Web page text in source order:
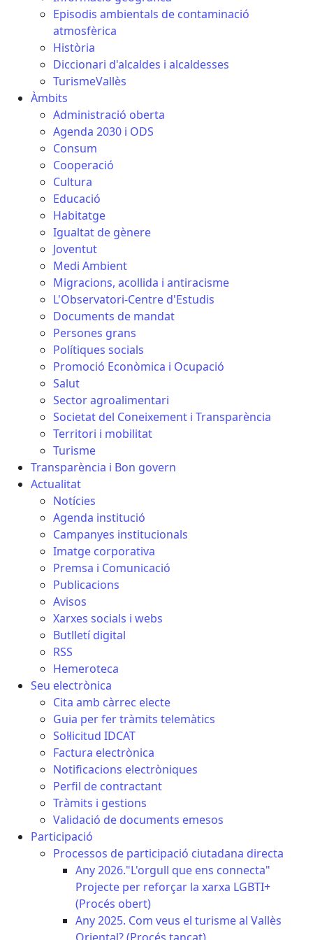
Episodis ambientals de contaminació
atmosfèrica
Història
Diccionari d'alcaldes i alcaldesses
TurismeVallès
Àmbits
Administració oberta
Agenda 2030 i ODS
Consum
Cooperació
Cultura
Educació
Habitatge
Igualtat de gènere
Joventut
Medi Ambient
Migracions, acollida i antiracisme
L'Observatori-Centre d'Estudis
Documents de mandat
Persones grans
Polítiques socials
Promoció Econòmica i Ocupació
Salut
Sector agroalimentari
Societat del Coneixement i Transparència
Territori i mobilitat
Turisme
Transparència i Bon govern
Actualitat
Notícies
Agenda institució
Campanyes institucionals
Imatge corporativa
Premsa i Comunicació
Publicacions
Avisos
Xarxes socials i webs
Butlletí digital
RSS
Hemeroteca
Seu electrònica
Cita amb càrrec electe
Guia per fer tràmits telemàtics
Sol·licitud IDCAT
Factura electrònica
Notificacions electròniques
Perfil de contractant
Tràmits i gestions
Validació de documents emesos
Participació
Processos de participació ciutadana directa
Any 2026."L'orgull que ens connecta"
Projecte per reforçar la xarxa LGBTI+
(Procés obert)
Any 2025. Com veus el turisme al Vallès